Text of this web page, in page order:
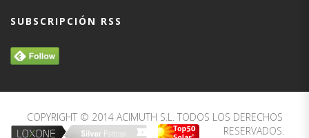
SUBSCRIPCIÓN RSS
COPYRIGHT © 2014 ACIMUTH S.L. TODOS LOS DERECHOS
RESERVADOS.